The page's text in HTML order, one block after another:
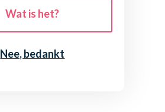
Wat is het?
Nee, bedankt